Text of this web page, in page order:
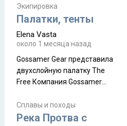
надеюсь увидеть.
Экипировка
Палатки, тенты
Elena Vasta
около 1 месяца назад
Gossamer Gear представила
двухслойную палатку The
Free Компания Gossamer
туристическую палатку The
Free, которая стала первой
Сплавы и походы
Река Протва с